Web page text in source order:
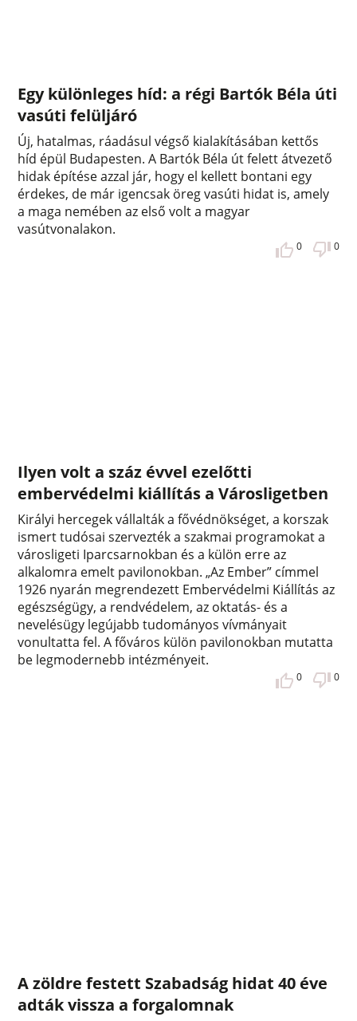
Egy különleges híd: a régi Bartók Béla úti
vasúti felüljáró
Új, hatalmas, ráadásul végső kialakításában kettős
híd épül Budapesten. A Bartók Béla út felett átvezető
hidak építése azzal jár, hogy el kellett bontani egy
érdekes, de már igencsak öreg vasúti hidat is, amely
a maga nemében az első volt a magyar
vasútvonalakon.
0 0
Ilyen volt a száz évvel ezelőtti
embervédelmi kiállítás a Városligetben
Királyi hercegek vállalták a fővédnökséget, a korszak
ismert tudósai szervezték a szakmai programokat a
városligeti Iparcsarnokban és a külön erre az
alkalomra emelt pavilonokban. „Az Ember” címmel
1926 nyarán megrendezett Embervédelmi Kiállítás az
egészségügy, a rendvédelem, az oktatás- és a
nevelésügy legújabb tudományos vívmányait
vonultatta fel. A főváros külön pavilonokban mutatta
be legmodernebb intézményeit.
0 0
A zöldre festett Szabadság hidat 40 éve
adták vissza a forgalomnak